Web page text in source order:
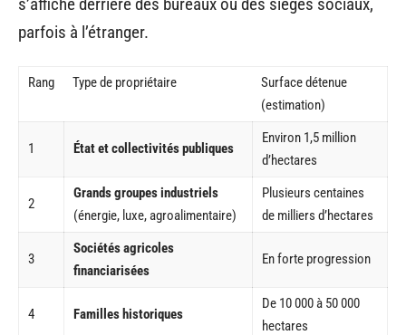
parfois à l’étranger.
Rang Type de propriétaire
Surface détenue
(estimation)
1 État et collectivités publiques
Environ 1,5 million
d’hectares
2
Grands groupes industriels
(énergie, luxe, agroalimentaire)
Plusieurs centaines
de milliers d’hectares
3
Sociétés agricoles
financiarisées
En forte progression
4 Familles historiques
De 10 000 à 50 000
hectares